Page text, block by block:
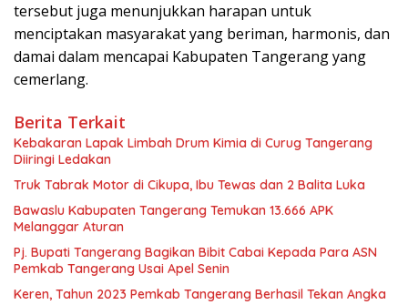
tersebut juga menunjukkan harapan untuk
menciptakan masyarakat yang beriman, harmonis, dan
damai dalam mencapai Kabupaten Tangerang yang
cemerlang.
Berita Terkait
Kebakaran Lapak Limbah Drum Kimia di Curug Tangerang
Diiringi Ledakan
Truk Tabrak Motor di Cikupa, Ibu Tewas dan 2 Balita Luka
Bawaslu Kabupaten Tangerang Temukan 13.666 APK
Melanggar Aturan
Pj. Bupati Tangerang Bagikan Bibit Cabai Kepada Para ASN
Pemkab Tangerang Usai Apel Senin
Keren, Tahun 2023 Pemkab Tangerang Berhasil Tekan Angka